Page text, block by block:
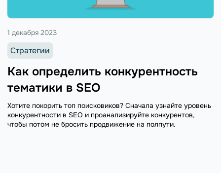
Как определить конкурентность
тематики в SEO
1 декабря 2023
Стратегии
Хотите покорить топ поисковиков? Сначала узнайте уровень
конкурентности в SEO и проанализируйте конкурентов,
чтобы потом не бросить продвижение на полпути.